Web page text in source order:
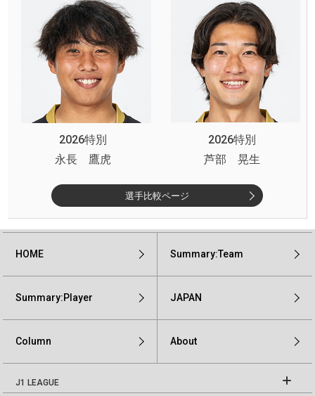
2026特別
2026特別
永長 鷹虎
芦部 晃生
選手比較ページ
HOME Summary:Team
Summary:Player JAPAN
Column About
J1 LEAGUE